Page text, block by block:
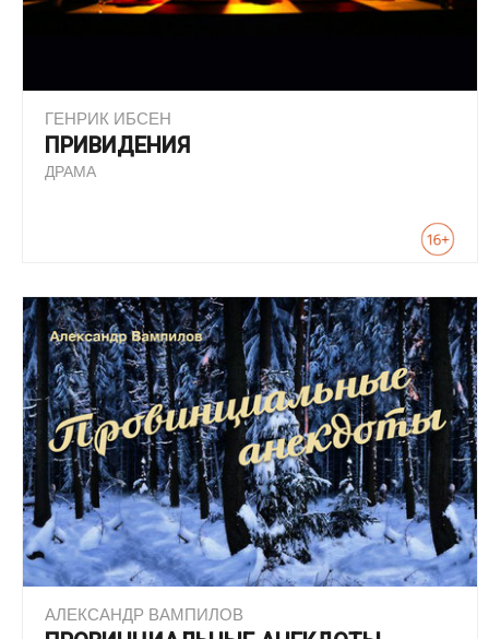
ГЕНРИК ИБСЕН
ПРИВИДЕНИЯ
ДРАМА
АЛЕКСАНДР ВАМПИЛОВ